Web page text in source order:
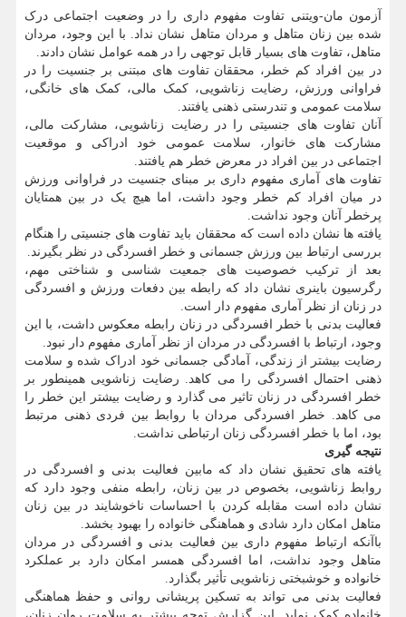
آزمون مان-ویتنی تفاوت مفهوم داری را در وضعیت اجتماعی درک
شده بین زنان متاهل و مردان متاهل نشان نداد. با این وجود، مردان
متاهل، تفاوت های بسیار قابل توجهی را در همه عوامل نشان دادند.
در بین افراد کم خطر، محققان تفاوت های مبتنی بر جنسیت را در
فراوانی ورزش، رضایت زناشویی، کمک مالی، کمک های خانگی،
سلامت عمومی و تندرستی ذهنی یافتند.
آنان تفاوت های جنسیتی را در رضایت زناشویی، مشارکت مالی،
مشارکت های خانوار، سلامت عمومی خود ادراکی و موقعیت
اجتماعی در بین افراد در معرض خطر هم یافتند.
تفاوت های آماری مفهوم داری بر مبنای جنسیت در فراوانی ورزش
در میان افراد کم خطر وجود داشت، اما هیچ یک در بین همتایان
پرخطر آنان وجود نداشت.
یافته ها نشان داده است که محققان باید تفاوت های جنسیتی را هنگام
بررسی ارتباط بین ورزش جسمانی و خطر افسردگی در نظر بگیرند.
بعد از ترکیب خصوصیت های جمعیت شناسی و شناختی مهم،
رگرسیون باینری نشان داد که رابطه بین دفعات ورزش و افسردگی
در زنان از نظر آماری مفهوم دار است.
فعالیت بدنی با خطر افسردگی در زنان رابطه معکوس داشت، با این
وجود، ارتباط با افسردگی در مردان از نظر آماری مفهوم دار نبود.
رضایت بیشتر از زندگی، آمادگی جسمانی خود ادراک شده و سلامت
ذهنی احتمال افسردگی را می کاهد. رضایت زناشویی همینطور بر
خطر افسردگی در زنان تاثیر می گذارد و رضایت بیشتر این خطر را
می کاهد. خطر افسردگی مردان با روابط بین فردی ذهنی مرتبط
بود، اما با خطر افسردگی زنان ارتباطی نداشت.
نتیجه گیری
یافته های تحقیق نشان داد که مابین فعالیت بدنی و افسردگی در
روابط زناشویی، بخصوص در بین زنان، رابطه منفی وجود دارد که
نشان داده است مقابله کردن با احساسات ناخوشایند در بین زنان
متاهل امکان دارد شادی و هماهنگی خانواده را بهبود بخشد.
باآنکه ارتباط مفهوم داری بین فعالیت بدنی و افسردگی در مردان
متاهل وجود نداشت، اما افسردگی همسر امکان دارد بر عملکرد
خانواده و خوشبختی زناشویی تأثیر بگذارد.
فعالیت بدنی می تواند به تسکین پریشانی روانی و حفظ هماهنگی